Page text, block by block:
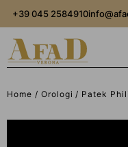
+39 045 2584910
Home Orologi Patek